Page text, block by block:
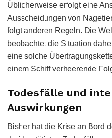
Üblicherweise erfolgt eine
Ausscheidungen von
folgt anderen Regeln. Die
beobachtet die Situation
eine solche
einem Schiff verheerende
Todesfälle und
Auswirkungen
Bisher hat die Krise an Bord